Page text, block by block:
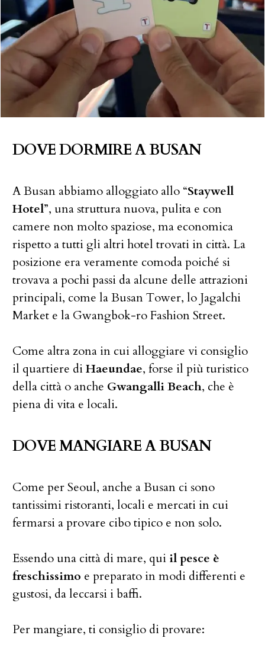
DOVE DORMIRE A BUSAN
A Busan abbiamo alloggiato allo “Staywell
Hotel”, una struttura nuova, pulita e con
camere non molto spaziose, ma economica
rispetto a tutti gli altri hotel trovati in città. La
posizione era veramente comoda poiché si
trovava a pochi passi da alcune delle attrazioni
principali, come la Busan Tower, lo Jagalchi
Market e la Gwangbok-ro Fashion Street.
Come altra zona in cui alloggiare vi consiglio
il quartiere diHaeundae, forse il più turistico
della città o anche Gwangalli Beach, che è
piena di vita e locali.
DOVE MANGIARE A BUSAN
Come per Seoul, anche a Busan ci sono
tantissimi ristoranti, locali e mercati in cui
fermarsi a provare cibo tipico e non solo.
Essendo una città di mare, qui il pesce è
freschissimo e preparato in modi differenti e
gustosi, da leccarsi i baffi.
Per mangiare, ti consiglio di provare: